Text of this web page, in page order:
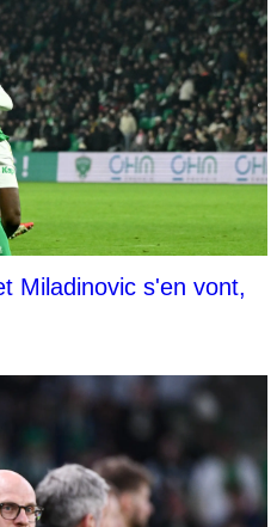
Miladinovic s'en vont,